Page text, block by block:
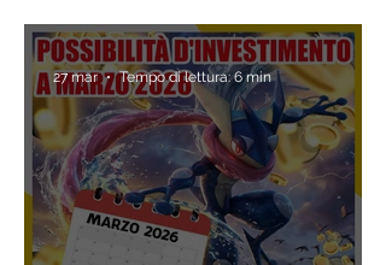
27 mar Tempo di lettura: 6 min